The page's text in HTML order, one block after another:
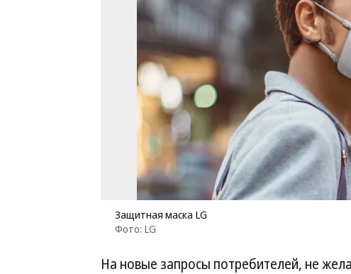
Защитная маска LG
Фото: LG
На новые запросы потребителей, не